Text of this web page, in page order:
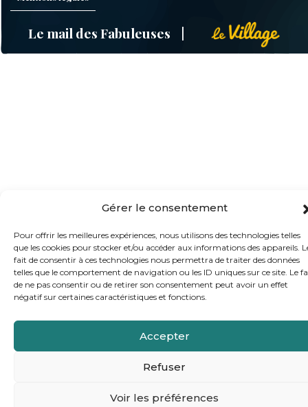
Gérer le consentement
Pour offrir les meilleures expériences, nous utilisons des technologies telles
que les cookies pour stocker et/ou accéder aux informations des appareils.
fait de consentir à ces technologies nous permettra de traiter des données
telles que le comportement de navigation ou les ID uniques sur ce site. Le
de ne pas consentir ou de retirer son consentement peut avoir un effet
négatif sur certaines caractéristiques et fonctions.
Accepter
Refuser
Voir les préférences
Le mail des Fabuleuses